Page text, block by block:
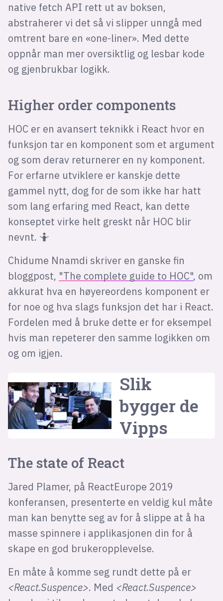
native fetch API rett ut av boksen,
abstraherer vi det så vi slipper unngå med
omtrent bare en «one-liner». Med dette
oppnår man mer oversiktlig og lesbar kode
og gjenbrukbar logikk.
Higher order components
HOC er en avansert teknikk i React hvor en
funksjon tar en komponent som et argument
og som derav returnerer en ny komponent.
For erfarne utviklere er kanskje dette
gammel nytt, dog for de som ikke har hatt
som lang erfaring med React, kan dette
konseptet virke helt greskt når HOC blir
nevnt. 🤷
Chidume Nnamdi skriver en ganske fin
bloggpost, "The complete guide to HOC", om
akkurat hva en høyereordens komponent er
for noe og hva slags funksjon det har i React.
Fordelen med å bruke dette er for eksempel
hvis man repeterer den samme logikken om
og om igjen.
Slik
bygger de
Vipps
The state of React
Jared Plamer, på ReactEurope 2019
konferansen, presenterte en veldig kul måte
man kan benytte seg av for å slippe at å ha
masse spinnere i applikasjonen din for å
skape en god brukeropplevelse.
En måte å komme seg rundt dette på er
<React.Suspence>. Med <React.Suspence>